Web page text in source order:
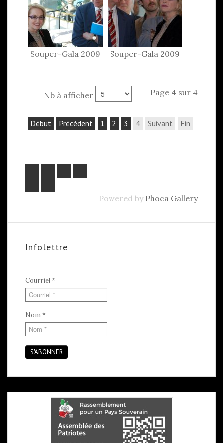
Souper-Gala 2009 Souper-Gala 2009
Nb à afficher Page 4 sur 4
Début Précédent 1 2 3 4 Suivant Fin
Powered by Phoca Gallery
Infolettre
Courriel*
Nom*
S'ABONNER